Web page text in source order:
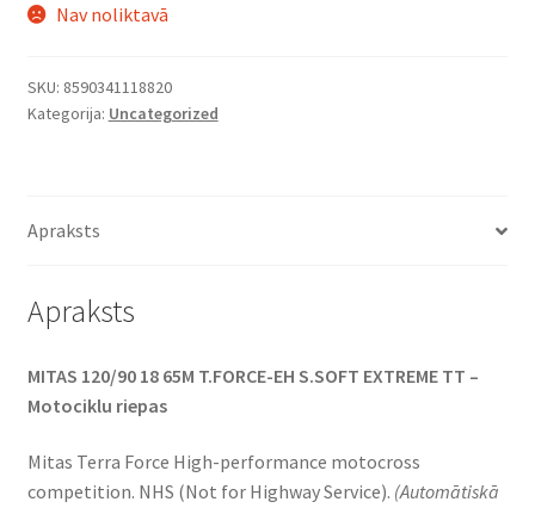
Nav noliktavā
SKU: 8590341118820
Kategorija: Uncategorized
Apraksts
Apraksts
MITAS 120/90 18 65M T.FORCE-EH S.SOFT EXTREME TT –
Motociklu riepas
Mitas Terra Force High-performance motocross
competition. NHS (Not for Highway Service). (Automātiskā